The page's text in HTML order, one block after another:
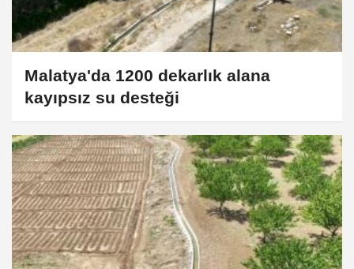
Malatya'da 1200 dekarlık alana
kayıpsız su desteği